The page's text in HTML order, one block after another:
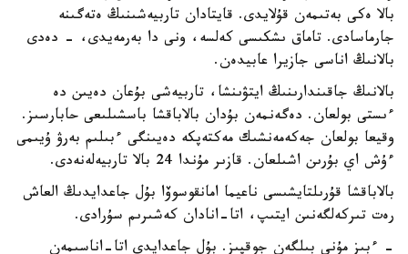
بالا ەكى بەتىمەن قۇلايدى. قايتادان تاربيەشىنىڭ ەتەگىنە
جارماسادى. تاماق ىشكىسى كەلسە، ونى دا بەرمەيدى، - دەدى
بالانىڭ اناسى جازيرا عابيدەن.
بالانىڭ جاقىندارىنىڭ ايتۋىنشا، تاربيەشى بۇعان دەيىن دە
ءىستى بولعان. دەگەنمەن بۇدان بالاباقشا باسشىلىعى حابارسىز.
وقيعا بولعان جەكەمەنشىك مەكتەپكە دەيىنگى ءبىلىم بەرۋ ۇيىمى
ءۇش اي بۇرىن اشىلعان. قازىر مۇندا 24 بالا تاربيەلەنەدى.
بالاباقشا قۇرىلتايشىسى ناعيما امانقوسوۆا بۇل جاعدايدىڭ العاش
رەت تىركەلگەنىن ايتىپ، اتا-انادان كەشىرىم سۇرادى.
- ءبىز مۇنى بىلگەن جوقپىز. بۇل جاعدايدى اتا-اناسىمەن